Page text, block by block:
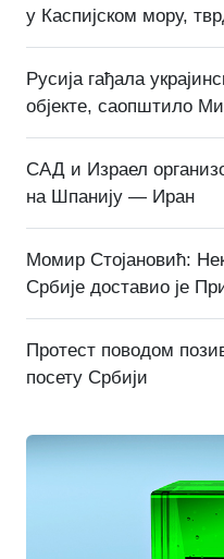
у Каспијском мору,
Русија гађала
објекте, саопштило
САД и Израел
на Шпанију — Иран
Момир Стојановић:
Србије доставио је
Протест поводом
посету Србији